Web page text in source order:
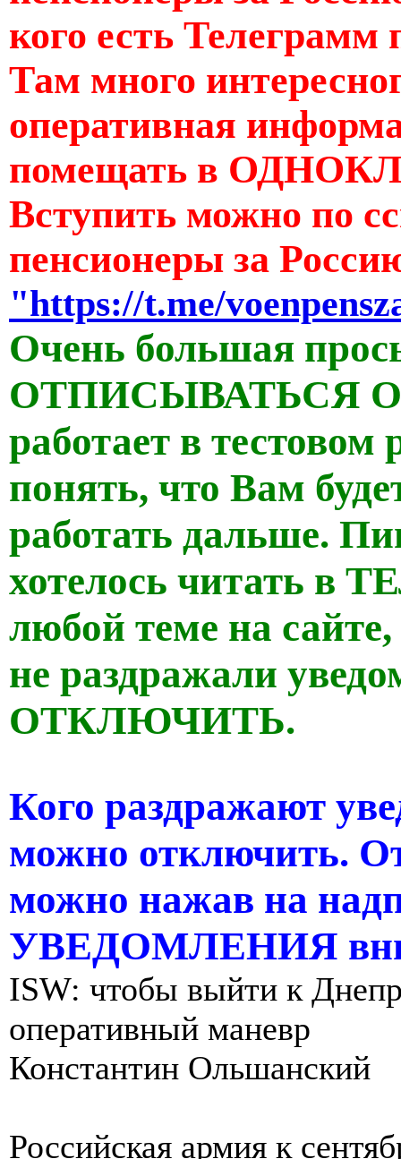
кого есть Телеграмм
Там много
оперативная
помещать в
Вступить можно по
пенсионеры за
"https://t.me/
Очень большая
ОТПИСЫВАТЬСЯ
работает в
понять, что Вам
работать дальше.
хотелось читать в
любой теме на
не раздражали
ОТКЛЮЧИТЬ.
Кого раздражают
можно отключить.
можно нажав на
УВЕДОМЛЕНИЯ
ISW: чтобы выйти к
оперативный маневр
Константин Ольшанский
Российская армия к